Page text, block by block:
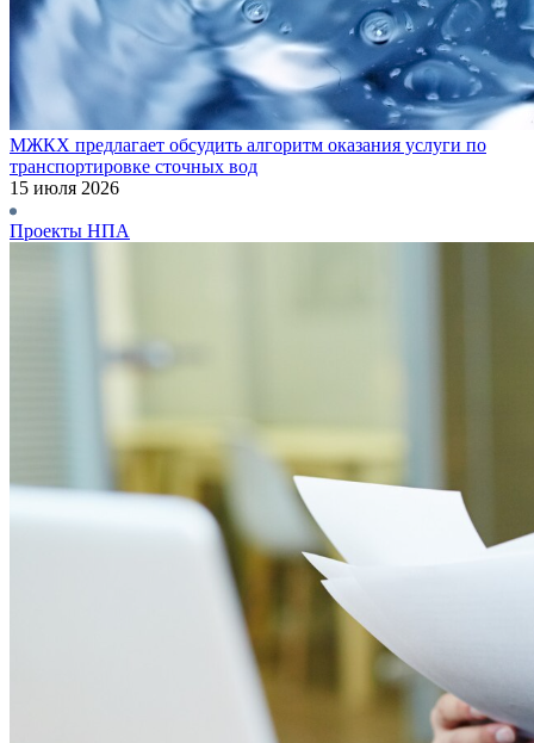
МЖКХ предлагает обсудить алгоритм оказания услуги по
транспортировке сточных вод
15 июля 2026
Проекты НПА